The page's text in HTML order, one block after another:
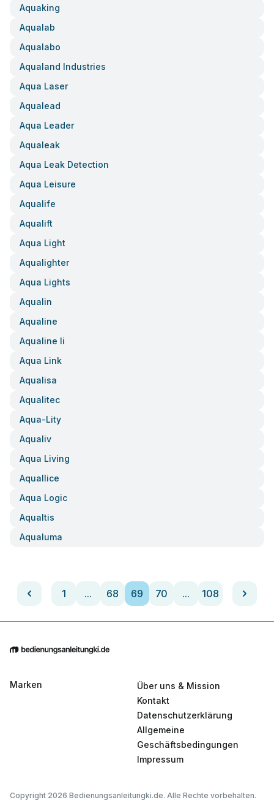
Aquaking
Aqualab
Aqualabo
Aqualand Industries
Aqua Laser
Aqualead
Aqua Leader
Aqualeak
Aqua Leak Detection
Aqua Leisure
Aqualife
Aqualift
Aqua Light
Aqualighter
Aqua Lights
Aqualin
Aqualine
Aqualine Ii
Aqua Link
Aqualisa
Aqualitec
Aqua-Lity
Aqualiv
Aqua Living
Aquallice
Aqua Logic
Aqualtis
Aqualuma
1 ... 68 69 70 ... 108
Marken
Über uns & Mission
Kontakt
Datenschutzerklärung
Allgemeine
Geschäftsbedingungen
Impressum
Copyright 2026 Bedienungsanleitungki.de. Alle Rechte vorbehalten.